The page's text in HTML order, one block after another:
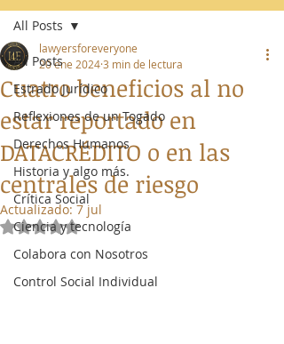
All Posts
Estrado Jurídico
Reflexiones de un Togado
Derechos Humanos
Historia y algo más.
Crítica Social
Ciencia y tecnología
Colabora con Nosotros
Control Social Individual
All Posts
Cuatro beneficios al no
estar reportado en
DATACRÉDITO o en las
centrales de riesgo
lawyersforeveryone
20 ene 20243 min de lectura
Actualizado:7 jul
Obtuvo NaN de 5 estrellas.